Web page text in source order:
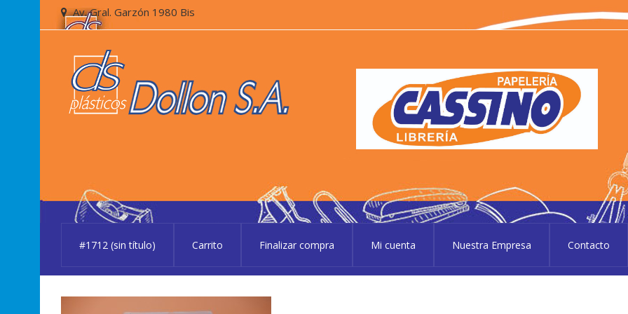
Skip
Skip Av. Gral. Garzón 1980 Bis
#1712 (sin título) Carrito Finalizar compra Mi cuenta Nuestra Empresa Contacto